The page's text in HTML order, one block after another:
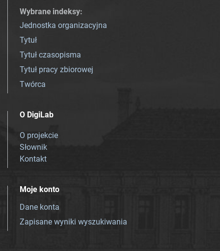
Wybrane indeksy:
Jednostka organizacyjna
Tytuł
Tytuł czasopisma
Tytuł pracy zbiorowej
Twórca
O DigiLab
O projekcie
Słownik
Kontakt
Moje konto
Dane konta
Zapisane wyniki wyszukiwania